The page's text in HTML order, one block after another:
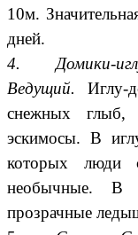
10м.
дней.
4. Домики-
Ведущий.Иглу-
снежных
эскимосы. В
которых
необычные. В
прозрачные